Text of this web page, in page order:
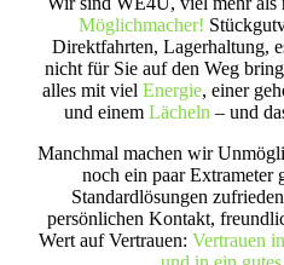
Möglichmacher!
Direktfahrten, Lagerhaltung,
nicht für Sie auf den Weg
alles mit viel Energie, einer
und einem Lächeln – und
Manchmal machen wir
noch ein paar Extrameter
Standardlösungen
persönlichen Kontakt,
Wert auf Vertrauen: Vertrauen